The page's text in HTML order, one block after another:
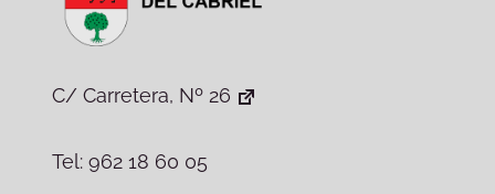
C/ Carretera, Nº 26
Tel: 962 18 60 05